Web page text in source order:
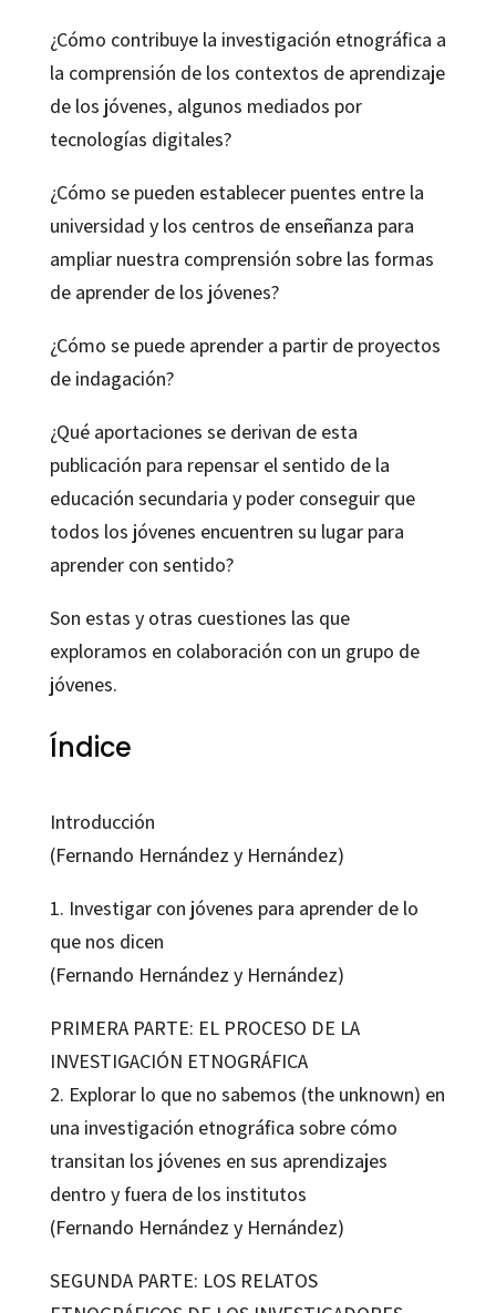
¿Cómo contribuye la investigación etnográfica a
la comprensión de los contextos de aprendizaje
de los jóvenes, algunos mediados por
tecnologías digitales?
¿Cómo se pueden establecer puentes entre la
universidad y los centros de enseñanza para
ampliar nuestra comprensión sobre las formas
de aprender de los jóvenes?
¿Cómo se puede aprender a partir de proyectos
de indagación?
¿Qué aportaciones se derivan de esta
publicación para repensar el sentido de la
educación secundaria y poder conseguir que
todos los jóvenes encuentren su lugar para
aprender con sentido?
Son estas y otras cuestiones las que
exploramos en colaboración con un grupo de
jóvenes.
Índice
Introducción
(Fernando Hernández y Hernández)
1. Investigar con jóvenes para aprender de lo
que nos dicen
(Fernando Hernández y Hernández)
PRIMERA PARTE: EL PROCESO DE LA
INVESTIGACIÓN ETNOGRÁFICA
2. Explorar lo que no sabemos (the unknown) en
una investigación etnográfica sobre cómo
transitan los jóvenes en sus aprendizajes
dentro y fuera de los institutos
(Fernando Hernández y Hernández)
SEGUNDA PARTE: LOS RELATOS